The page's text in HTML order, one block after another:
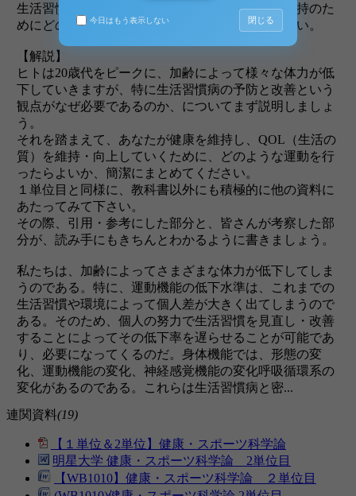
生活習慣病の予防と改善について説明し、健康維持のた
めにどのような運動を行ったらよいか、述べなさい。
【解説】
ヒトは20歳代をピークに、加齢によって様々な体力が低
下していきますが、特に生活習慣病の予防と改善という
観点がなぜ必要であるのか、についてまず説明しましょ
う。
それを踏まえて、あなたが健康を維持し、QOL（生活の
質）を維持・向上していくために、どのような運動を行
ったらよいか、簡潔にまとめてください。
１単位目と同様に、教科書以外にも積極的に他の資料に
あたってみて下さい。
その際、引用・参考にした部分と、皆さんが考察した部
分が、読み手にもきちんとわかるように書きましょう。
私たちは、加齢によってさまざまな体力が低下してしま
うのである。特に、運動機能の低下水準は、これまでの
生活習慣や環境によって個人差が大きく出てしまうので
ある。そのため、個人の努力で生活習慣を見直し・改善
することによってその低下率を遅らせることが可能であ
り、必要になってくるのだ。身体機能では、形態の変
化、運動機能の変化、神経感覚機能の変化呼吸循環系の
変化があるのである。これらは生活習慣病と密...
連関資料(19)
【１単位＆2単位】健康・スポーツ科学論
明星大学 健康・スポーツ科学論 2単位目
【WB1010】健康・スポーツ科学論 ２単位目
今日はもう表示しない 閉じる